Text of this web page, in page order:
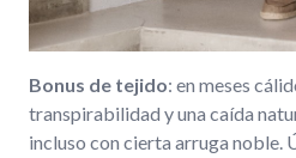
Bonus de tejido: en meses
transpirabilidad y una caída
incluso con cierta arruga noble.